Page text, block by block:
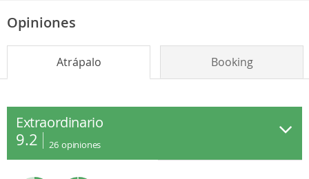
Opiniones
Atrápalo Booking
Extraordinario
9.2 26 opiniones